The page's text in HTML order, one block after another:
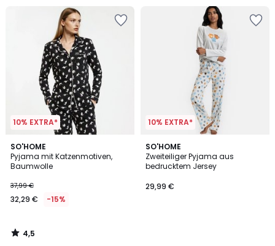
10% EXTRA*
SO'HOME
Pyjama mit Katzenmotiven,
Baumwolle
37,99 €
32,29 € -15%
4,5
/ 5
4,5
/
10% EXTRA*
SO'HOME
Zweiteiliger Pyjama aus
bedrucktem Jersey
29,99 €